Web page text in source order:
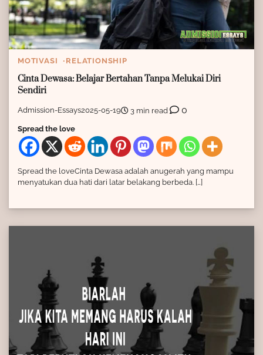
MOTIVASI RELATIONSHIP
Cinta Dewasa: Belajar Bertahan Tanpa Melukai Diri
Sendiri
Admission-Essays2025-05-19 3 min read 0
Spread the love
Spread the loveCinta Dewasa adalah anugerah yang mampu
menyatukan dua hati dari latar belakang berbeda. […]